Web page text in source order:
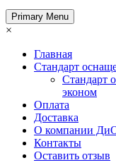
Primary Menu
×
Главная
Стандарт
Стандарт
эконом
Оплата
Доставка
О компании
Контакты
Оставить отзыв